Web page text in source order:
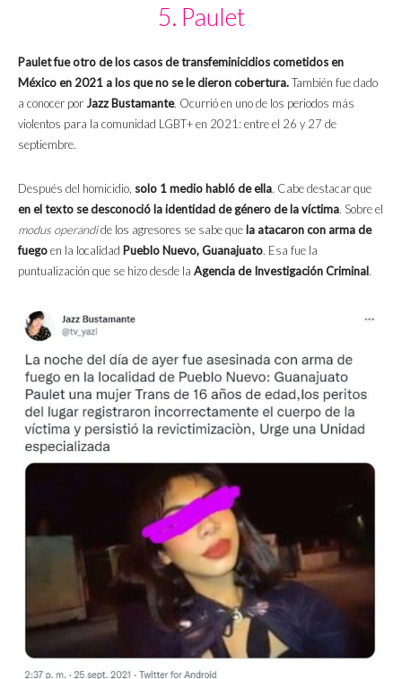
5. Paulet
Paulet fue otro de los casos de transfeminicidios cometidos en
México en 2021 a los que no se le dieron cobertura.También fue dado
a conocer por Jazz Bustamante. Ocurrió en uno de los periodos más
violentos para la comunidad LGBT+ en 2021: entre el 26 y 27 de
septiembre.
Después del homicidio, solo 1 medio habló de ella. Cabe destacar que
en el texto se desconoció la identidad de género de la víctima. Sobre el
modus operandide los agresores se sabe que la atacaron con arma de
fuegoen la localidad Pueblo Nuevo, Guanajuato. Esa fue la
puntualización que se hizo desde la Agencia de Investigación Criminal.